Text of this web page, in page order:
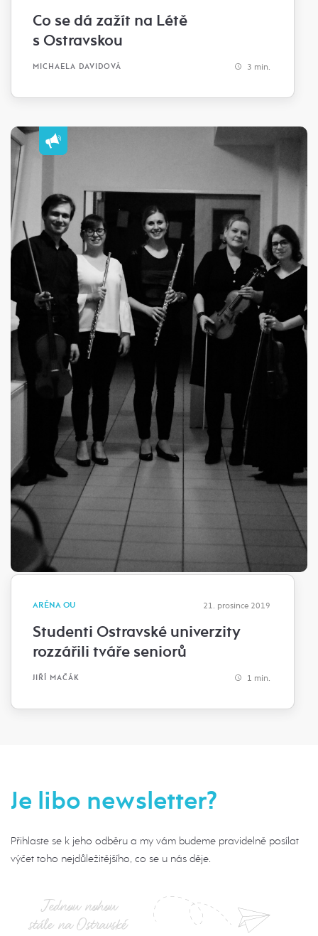
Co se dá zažít na Létě
s Ostravskou
MICHAELA DAVIDOVÁ 3 min.
ARÉNA OU 21. prosince 2019
Studenti Ostravské univerzity
rozzářili tváře seniorů
JIŘÍ MAČÁK 1 min.
Je libo newsletter?
Přihlaste se k jeho odběru a my vám budeme pravidelně posílat
výčet toho nejdůležitějšího, co se u nás děje.
Jednou nohou
stále na Ostravské